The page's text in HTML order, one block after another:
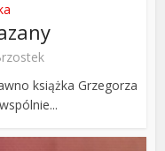
książka Grzegorza